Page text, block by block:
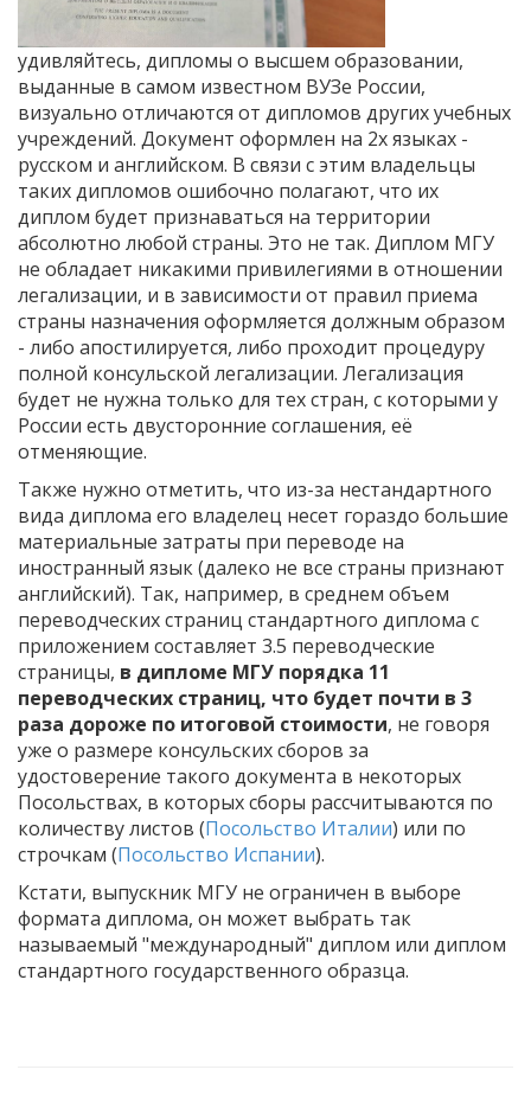
удивляйтесь, дипломы о высшем образовании,
выданные в самом известном ВУЗе России,
визуально отличаются от дипломов других учебных
учреждений. Документ оформлен на 2х языках -
русском и английском. В связи с этим владельцы
таких дипломов ошибочно полагают, что их
диплом будет признаваться на территории
абсолютно любой страны. Это не так. Диплом МГУ
не обладает никакими привилегиями в отношении
легализации, и в зависимости от правил приема
страны назначения оформляется должным образом
- либо апостилируется, либо проходит процедуру
полной консульской легализации. Легализация
будет не нужна только для тех стран, с которыми у
России есть двусторонние соглашения, её
отменяющие.
Также нужно отметить, что из-за нестандартного
вида диплома его владелец несет гораздо большие
материальные затраты при переводе на
иностранный язык (далеко не все страны признают
английский). Так, например, в среднем объем
переводческих страниц стандартного диплома с
приложением составляет 3.5 переводческие
страницы, в дипломе МГУ порядка 11
переводческих страниц, что будет почти в 3
раза дороже по итоговой стоимости, не говоря
уже о размере консульских сборов за
удостоверение такого документа в некоторых
Посольствах, в которых сборы рассчитываются по
количеству листов (Посольство Италии) или по
строчкам (Посольство Испании).
Кстати, выпускник МГУ не ограничен в выборе
формата диплома, он может выбрать так
называемый "международный" диплом или диплом
стандартного государственного образца.